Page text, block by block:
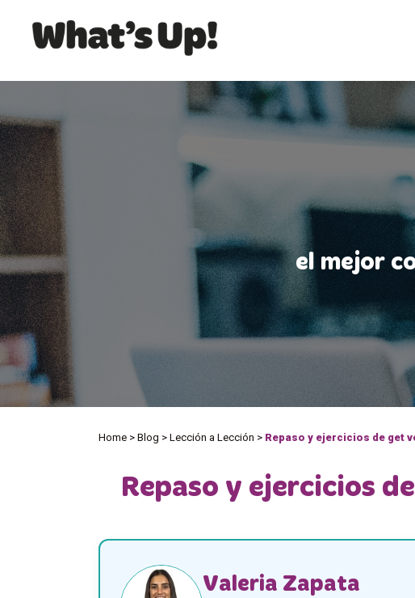
el mejor
Home > Blog > Lección a Lección > Repaso y ejercicios de get
Repaso y ejercicios
Valeria Zapata